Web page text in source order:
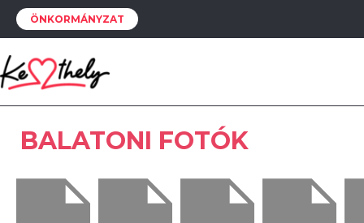
ÖNKORMÁNYZAT
BALATONI FOTÓK